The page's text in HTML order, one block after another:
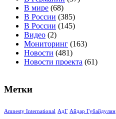
В мире (68)
В России (385)
В России (145)
Видео (2)
Мониторинг (163)
Новости (481)
Новости проекта (61)
Метки
Amnesty International АдГ Айдар Губайдулин